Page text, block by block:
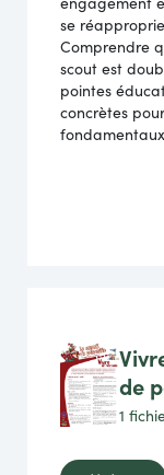
se
Comprendre
scout est
pointes
concrètes
de
1